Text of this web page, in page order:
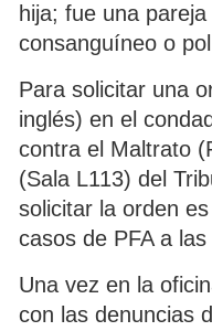
hija; fue una
consanguíneo o
Para solicitar una
inglés) en el
contra el Maltrato
(Sala L113) del
solicitar la orden
casos de PFA a
Una vez en la
con las denuncias